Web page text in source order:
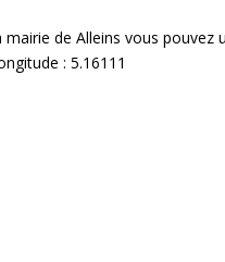
mairie de Alleins vous
: 5.16111